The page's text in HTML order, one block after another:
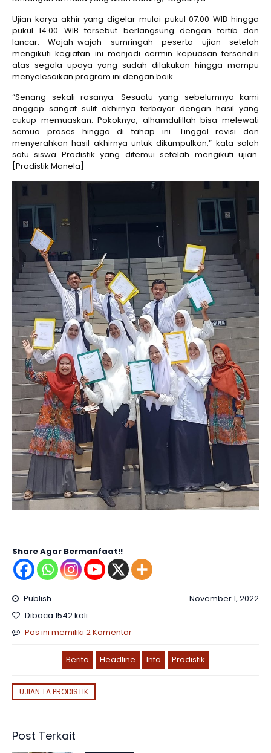
Ujian karya akhir yang digelar mulai pukul 07.00 WIB hingga
pukul 14.00 WIB tersebut berlangsung dengan tertib dan
lancar. Wajah-wajah sumringah peserta ujian setelah
mengikuti kegiatan ini menjadi cermin kepuasan tersendiri
atas segala upaya yang sudah dilakukan hingga mampu
menyelesaikan program ini dengan baik.
“Senang sekali rasanya. Sesuatu yang sebelumnya kami
anggap sangat sulit akhirnya terbayar dengan hasil yang
cukup memuaskan. Pokoknya, alhamdulillah bisa melewati
semua proses hingga di tahap ini. Tinggal revisi dan
menyerahkan hasil akhirnya untuk dikumpulkan,” kata salah
satu siswa Prodistik yang ditemui setelah mengikuti ujian.
[Prodistik Manela]
Share Agar Bermanfaat!!
Publish
November 1, 2022
Dibaca 1542 kali
Pos ini memiliki 2 Komentar
Berita Headline Info Prodistik
UJIAN TA PRODISTIK
Post Terkait